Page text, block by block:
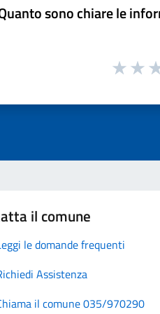
sono chiare le
il comune
le domande frequenti
Assistenza
il comune 035/970290